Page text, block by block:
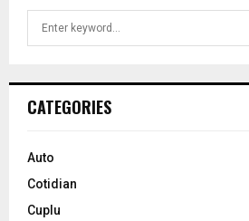
h
o
:
CATEGORIES
Auto
Cotidian
Cuplu